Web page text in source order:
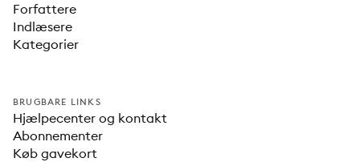
Forfattere
Indlæsere
Kategorier
BRUGBARE LINKS
Hjælpecenter og kontakt
Abonnementer
Køb gavekort